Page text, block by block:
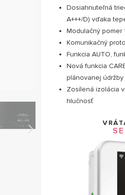
Dosiahnuteľná
A+++/D) vďaka
Modulačný pomer
Komunikačný
Funkcia AUTO,
Nová funkcia
plánovanej údržby
Zosílená izolácia
hlučnosť